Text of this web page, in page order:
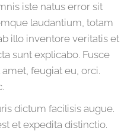
iste natus error sit
laudantium, totam
illo inventore veritatis et
sunt explicabo. Fusce
feugiat eu, orci.
dictum facilisis augue.
et expedita distinctio.